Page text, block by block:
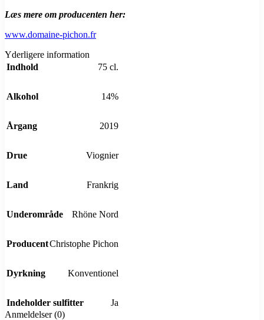
Læs mere om producenten her:
www.domaine-pichon.fr
Yderligere information
Indhold
75 cl.
Alkohol 14%
Årgang 2019
Drue Viognier
Land Frankrig
Underområde Rhöne Nord
ProducentChristophe Pichon
Dyrkning Konventionel
Indeholder sulfitter
Ja
Anmeldelser (0)